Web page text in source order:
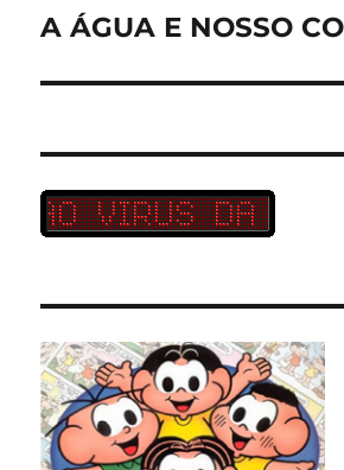
Próximo
A ÁGUA E NOSSO